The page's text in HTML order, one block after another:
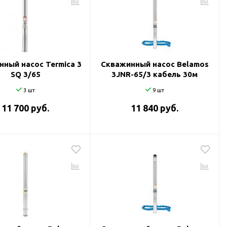
насос Termica 3
SQ 3/65
3 шт
11 700 руб.
Скважинный насос Belamos
3JNR-65/3 кабель 30м
9 шт
11 840 руб.